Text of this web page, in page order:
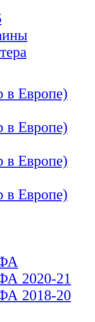
Европе)
Европе)
Европе)
Европе)
2020-21
2018-20